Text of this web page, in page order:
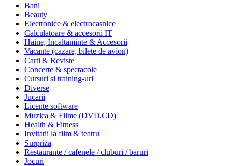
Bani
Beauty
Electronice & electrocasnice
Calculatoare & accesorii IT
Haine, Incaltaminte & Accesorii
Vacante (cazare, bilete de avion)
Carti & Reviste
Concerte & spectacole
Cursuri si training-uri
Diverse
Jucarii
Licente software
Muzica & Filme (DVD,CD)
Health & Fitness
Invitatii la film & teatru
Surpriza
Restaurante / cafenele / cluburi / baruri
Jocuri